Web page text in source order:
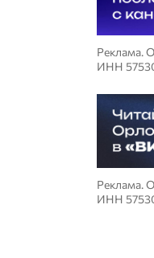
Реклама.
ИНН
Реклама.
ИНН